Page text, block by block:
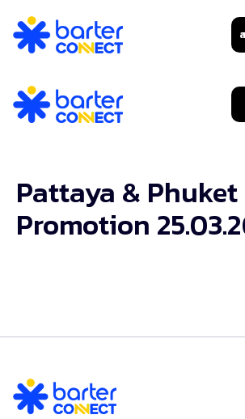
Pattaya &
Promotion